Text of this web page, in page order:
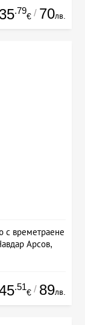
35.79
€ / 70лв.
с времетраене
Арсов,
.51
€ / 89лв.